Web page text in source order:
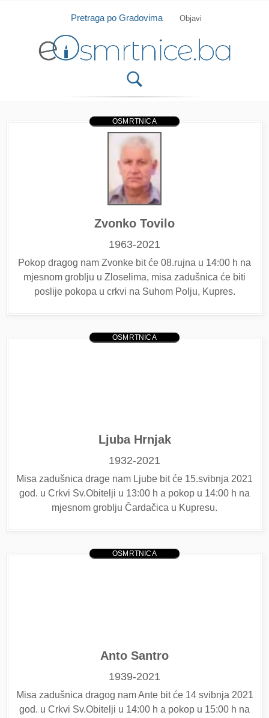
Isprobajte našu Android i IOS aplikaciju
Pretraga po Gradovima Objavi
OSMRTNICA
Zvonko Tovilo
1963-2021
Pokop dragog nam Zvonke bit će 08.rujna u 14:00 h na
mjesnom groblju u Zloselima, misa zadušnica će biti
poslije pokopa u crkvi na Suhom Polju, Kupres.
OSMRTNICA
Ljuba Hrnjak
1932-2021
Misa zadušnica drage nam Ljube bit će 15.svibnja 2021
god. u Crkvi Sv.Obitelji u 13:00 h a pokop u 14:00 h na
mjesnom groblju Čardačica u Kupresu.
OSMRTNICA
Anto Santro
1939-2021
Misa zadušnica dragog nam Ante bit će 14 svibnja 2021
god. u Crkvi Sv.Obitelji u 14:00 h a pokop u 15:00 h na